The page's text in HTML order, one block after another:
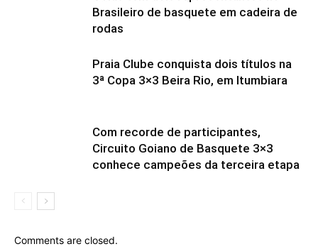
Brasileiro de basquete em cadeira de
rodas
Praia Clube conquista dois títulos na
3ª Copa 3×3 Beira Rio, em Itumbiara
Com recorde de participantes,
Circuito Goiano de Basquete 3×3
conhece campeões da terceira etapa
Comments are closed.